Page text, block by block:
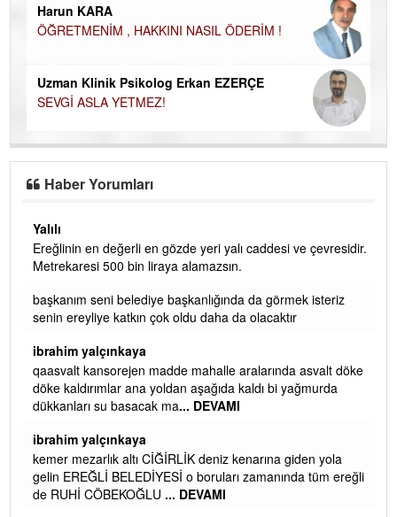
Harun KARA
ÖĞRETMENİM , HAKKINI NASIL ÖDERİM !
Uzman Klinik Psikolog Erkan EZERÇE
SEVGİ ASLA YETMEZ!
Haber Yorumları
Yalılı
Ereğlinin en değerli en gözde yeri yalı caddesi ve çevresidir.
Metrekaresi 500 bin liraya alamazsın.
başkanım seni belediye başkanlığında da görmek isteriz
senin ereyliye katkın çok oldu daha da olacaktır
ibrahim yalçınkaya
qaasvalt kansorejen madde mahalle aralarında asvalt döke
döke kaldırımlar ana yoldan aşağıda kaldı bi yağmurda
dükkanları su basacak ma... DEVAMI
ibrahim yalçınkaya
kemer mezarlık altı CİĞİRLİK deniz kenarına giden yola
gelin EREĞLİ BELEDİYESİ o boruları zamanında tüm ereğli
de RUHİ CÖBEKOĞLU ... DEVAMI